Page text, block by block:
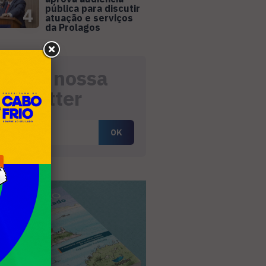
4
pública para discutir
atuação e serviços
da Prolagos
nossa